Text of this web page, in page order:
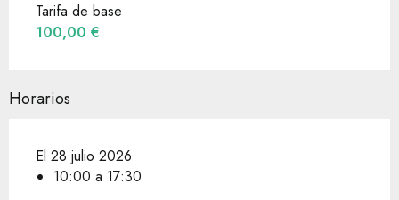
Tarifa de base
100,00 €
Horarios
El 28 julio 2026
10:00 a 17:30